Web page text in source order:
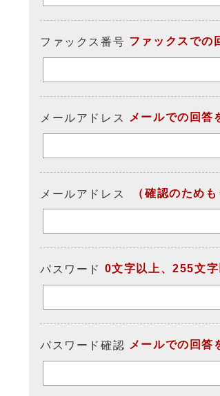
ファックス番号 ファックスでの
メールアドレス メールでの回答
メールアドレス （確認のため
パスワード 0文字以上、255文
パスワード確認 メールでの回答